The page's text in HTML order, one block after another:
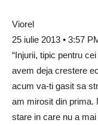
Viorel
25 iulie 2013 • 3:57
“Injurii, tipic pentru
avem deja crestere
acum va-ti gasit sa
am mirosit din prima.
stare in care nu a